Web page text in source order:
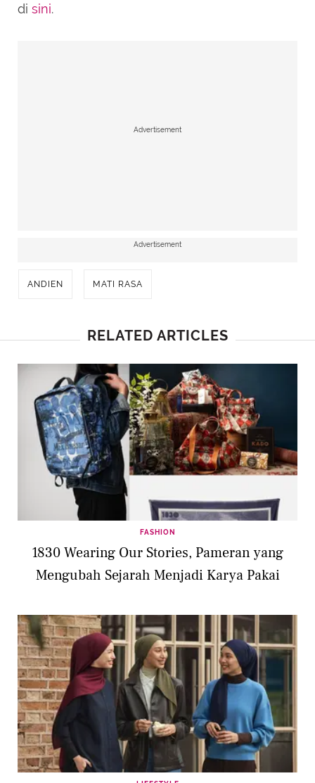
di sini.
Advertisement
Advertisement
ANDIEN MATI RASA
RELATED ARTICLES
FASHION
1830 Wearing Our Stories, Pameran yang
Mengubah Sejarah Menjadi Karya Pakai